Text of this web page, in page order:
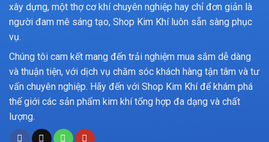
xây dựng, một thợ cơ khí chuyên nghiệp hay chỉ đơn giản là
người đam mê sáng tạo, Shop Kim Khí luôn sẵn sàng phục
vụ.
Chúng tôi cam kết mang đến trải nghiệm mua sắm dễ dàng
và thuận tiện, với dịch vụ chăm sóc khách hàng tận tâm và tư
vấn chuyên nghiệp. Hãy đến với Shop Kim Khí để khám phá
thế giới các sản phẩm kim khí tổng hợp đa dạng và chất
lượng.